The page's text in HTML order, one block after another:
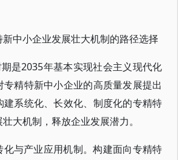
中小企业发展壮大机制的路径选择
期是2035年基本实现社会主义现代化
专精特新中小企业的高质量发展提出
建系统化、长效化、制度化的专精特
大机制，释放企业发展潜力。
化与产业应用机制。构建面向专精特